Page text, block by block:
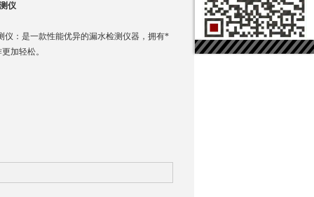
仪
仪：是一款性能优异的漏水检测仪器，拥有*
加轻松。